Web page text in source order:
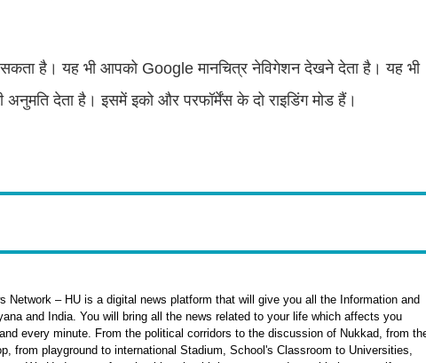
है। यह भी आपको Google मानचित्र नेविगेशन देखने देता है। यह भी
देता है। इसमें इको और परफॉर्मेंस के दो राइडिंग मोड हैं।
Network – HU is a digital news platform that will give you all the Information and
and India. You will bring all the news related to your life which affects you
every minute. From the political corridors to the discussion of Nukkad, from
from playground to international Stadium, School's Classroom to Universities,